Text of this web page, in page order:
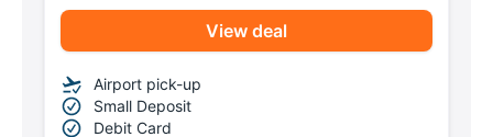
View deal
Airport pick-up
Small Deposit
Debit Card